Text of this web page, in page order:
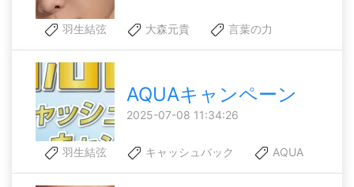
羽生結弦 大森元貴 言葉の力
AQUAキャンペーン
2025-07-08 11:34:26
羽生結弦 キャッシュバック AQUA